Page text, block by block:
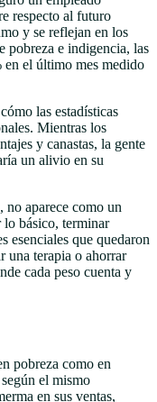
respecto al futuro
y se reflejan en los
pobreza e indigencia, las
en el último mes medido
las estadísticas
Mientras los
y canastas, la gente
un alivio en su
no aparece como un
básico, terminar
esenciales que quedaron
una terapia o ahorrar
cada peso cuenta y
pobreza como en
el mismo
en sus ventas,